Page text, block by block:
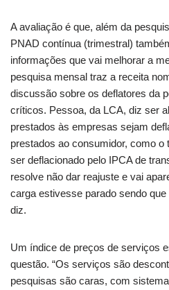
A avaliação é que, além da
PNAD contínua (trimestral)
informações que vai melhorar a
pesquisa mensal traz a receita
discussão sobre os deflatores da
críticos. Pessoa, da LCA, diz ser
prestados às empresas sejam
prestados ao consumidor, como o
ser deflacionado pelo IPCA de
resolve não dar reajuste e vai
carga estivesse parado sendo que
diz.
Um índice de preços de serviços
questão. “Os serviços são
pesquisas são caras, com